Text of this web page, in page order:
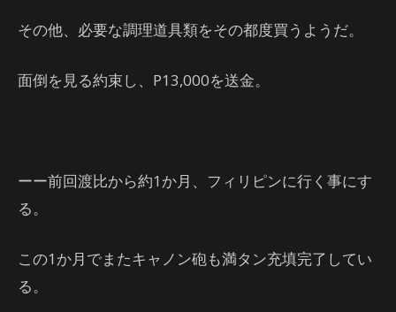
その他、必要な調理道具類をその都度買うようだ。
面倒を見る約束し、P13,000を送金。
ーー前回渡比から約1か月、フィリピンに行く事にす
る。
この1か月でまたキャノン砲も満タン充填完了してい
る。